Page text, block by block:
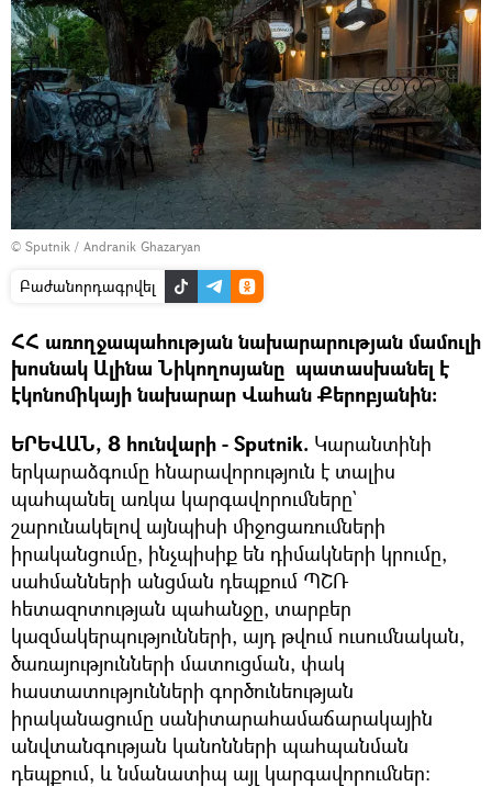
© Sputnik / Andranik Ghazaryan
Բաժանորդագրվել
ՀՀ առողջապահության նախարարության մամուլի
խոսնակ Ալինա Նիկողոսյանը պատասխանել է
էկոնոմիկայի նախարար Վահան Քերոբյանին։
ԵՐԵՎԱՆ, 8 հունվարի - Sputnik. Կարանտինի
երկարաձգումը հնարավորություն է տալիս
պահպանել առկա կարգավորումները`
շարունակելով այնպիսի միջոցառումների
իրականցումը, ինչպիսիք են դիմակների կրումը,
սահմանների անցման դեպքում ՊՇՌ
հետազոտության պահանջը, տարբեր
կազմակերպությունների, այդ թվում ուսումնական,
ծառայությունների մատուցման, փակ
հաստատությունների գործունեության
իրականացումը սանիտարահամաճարակային
անվտանգության կանոնների պահպանման
դեպքում, և նմանատիպ այլ կարգավորումներ: